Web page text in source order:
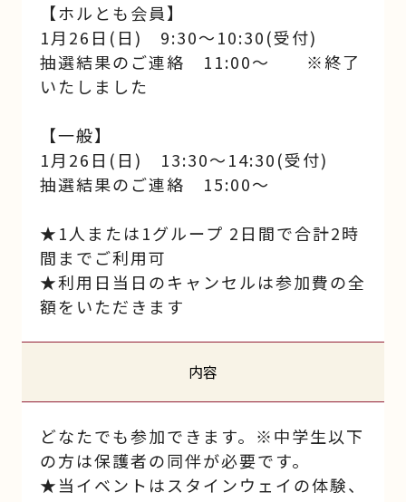
【ホルとも会員】
1月26日(日) 9:30～10:30(受付)
抽選結果のご連絡 11:00～ ※終了
いたしました
【一般】
1月26日(日) 13:30～14:30(受付)
抽選結果のご連絡 15:00～
★1人または1グループ 2日間で合計2時
間までご利用可
★利用日当日のキャンセルは参加費の全
額をいただきます
内容
どなたでも参加できます。※中学生以下
の方は保護者の同伴が必要です。
★当イベントはスタインウェイの体験、